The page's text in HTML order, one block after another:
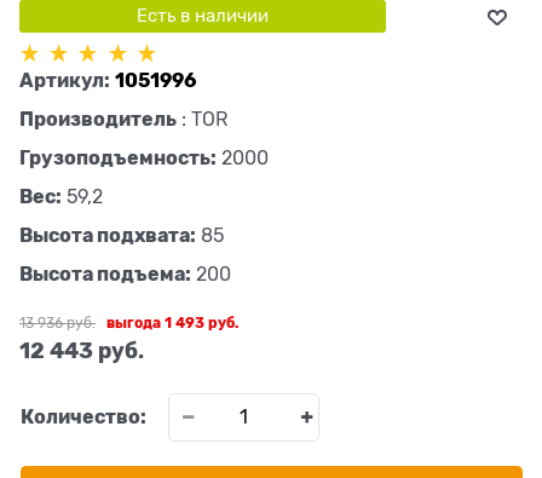
Есть в наличии
Артикул: 1051996
Производитель : TOR
Грузоподъемность: 2000
Вес: 59,2
Высота подхвата: 85
Высота подъема: 200
13 936 руб.
12 443 руб.
выгода1 493 руб.
Количество: